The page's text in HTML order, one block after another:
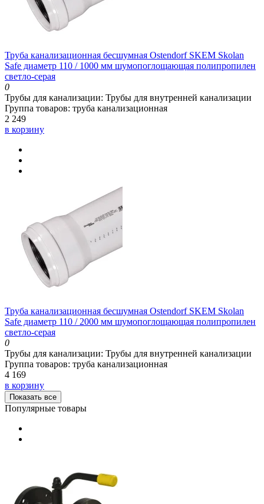
Труба канализационная бесшумная Ostendorf SKEM Skolan
Safe диаметр 110 / 1000 мм шумопоглощающая полипропилен
светло-серая
0
Трубы для канализации: Трубы для внутренней канализации
Группа товаров: труба канализационная
2 249
в корзину
Труба канализационная бесшумная Ostendorf SKEM Skolan
Safe диаметр 110 / 2000 мм шумопоглощающая полипропилен
светло-серая
0
Трубы для канализации: Трубы для внутренней канализации
Группа товаров: труба канализационная
4 169
в корзину
Показать все
Популярные товары